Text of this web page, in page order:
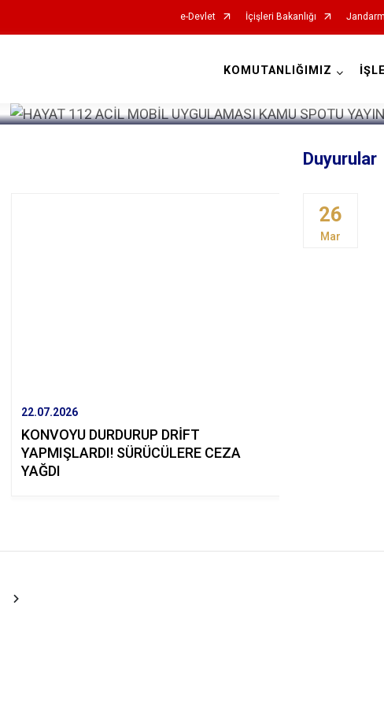
e-Devlet İçişleri Bakanlığı
KOMUTANLIĞIMIZ
22.07.2026
KONVOYU DURDURUP DRİFT
YAPMIŞLARDI! SÜRÜCÜLERE CEZA
YAĞDI
Duyurular
26
Mar